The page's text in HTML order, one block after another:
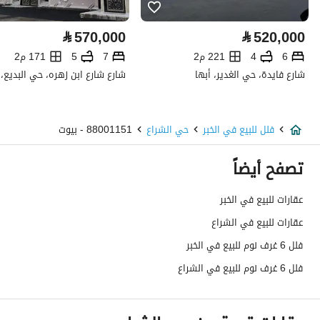
كهرباء
نعم
صرف صحي
هاتف
تفاصيل اضافية
عمر العقار
عرض الشارع
رقم المخطط
⃁520,000
6
4
221 م2
شارع فايدة، حي الغدير، أبها
⃁570,000
7
5
171 م2
شارع شارع ابن زهره، حي
فلل للبيع في الخبر حي الشراع 88001151 - بيوت
تصفح أيضاً
عقارات للبيع في الخبر
عقارات للبيع في الشراع
فلل 6 غرف نوم للبيع في الخبر
فلل 6 غرف نوم للبيع في الشراع